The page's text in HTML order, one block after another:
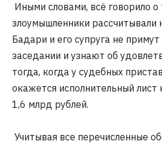
Иными словами, всё говорило о
злоумышленники рассчитывали
Бадари и его супруга не
заседании и узнают об
тогда, когда у судебных
окажется исполнительный лист
1,6 млрд рублей.
Учитывая все перечисленные